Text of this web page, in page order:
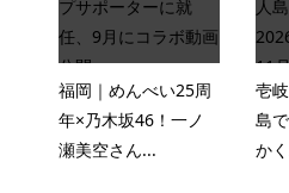
福岡｜めんべい25周
年×乃木坂46！一ノ
瀬美空さん...
壱
島
か